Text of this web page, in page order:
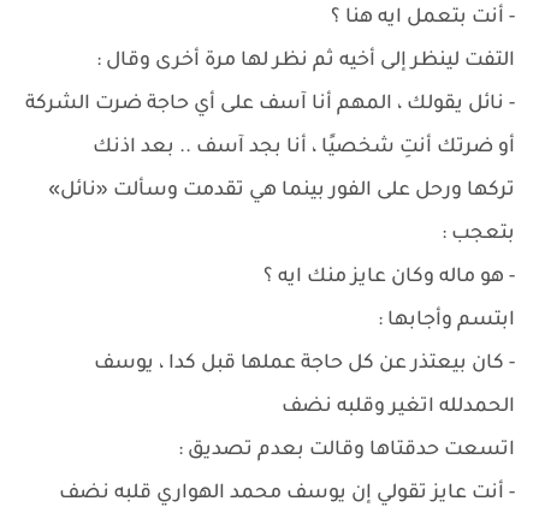
- أنت بتعمل ايه هنا ؟
التفت لينظر إلى أخيه ثم نظر لها مرة أخرى وقال :
- نائل يقولك ، المهم أنا آسف على أي حاجة ضرت الشركة
أو ضرتك أنتِ شخصيًا ، أنا بجد آسف .. بعد اذنك
تركها ورحل على الفور بينما هي تقدمت وسألت «نائل»
بتعجب :
- هو ماله وكان عايز منك ايه ؟
ابتسم وأجابها :
- كان بيعتذر عن كل حاجة عملها قبل كدا ، يوسف
الحمدلله اتغير وقلبه نضف
اتسعت حدقتاها وقالت بعدم تصديق :
- أنت عايز تقولي إن يوسف محمد الهواري قلبه نضف